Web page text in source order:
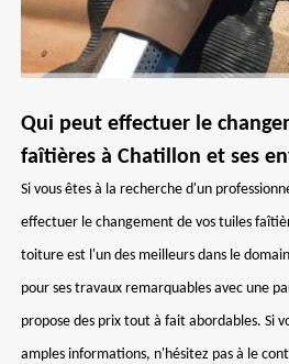
Qui peut effectuer le
faîtières à Chatillon et ses
Si vous êtes à la recherche d'un
effectuer le changement de vos tuiles
toiture est l'un des meilleurs dans le
pour ses travaux remarquables avec une
propose des prix tout à fait abordables. Si
amples informations, n'hésitez pas à le